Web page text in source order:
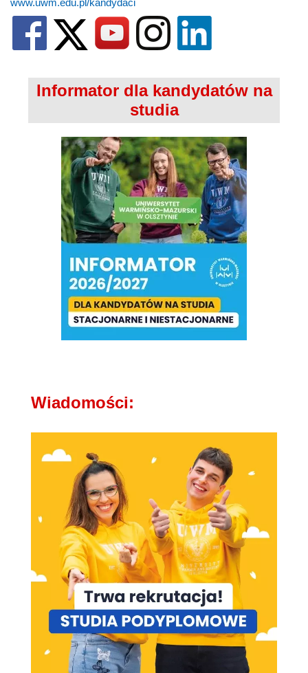
www.uwm.edu.pl/kandydaci
Informator dla kandydatów na
studia
Wiadomości: